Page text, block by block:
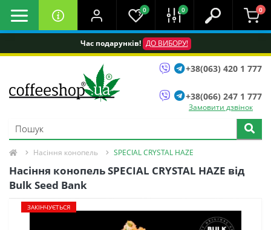
Час подарунків! ДО ВИБОРУ!
0 0 0
+38(063) 420 1 777
+38(066) 247 1 777
Замовити дзвінок
Насіння конопель SPECIAL CRYSTAL HAZE
Насіння конопель SPECIAL CRYSTAL HAZE від
Bulk Seed Bank
ЗАКІНЧУЄТЬСЯ